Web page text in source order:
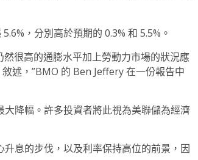
，分別高於預期的 0.3% 和 5.5%。
然很高的通膨水平加上勞動力市場的狀況應
述，”BMO 的 Ben Jeffery 在一份報告中
降幅。許多投資者將此視為美聯儲為經濟
息的步伐，以及利率保持高位的前景，因